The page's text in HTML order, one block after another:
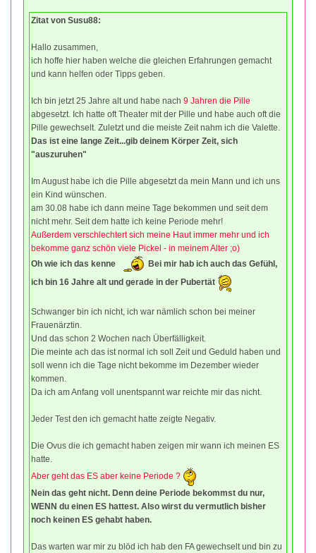
Zitat von Susu88:
Hallo zusammen,
ich hoffe hier haben welche die gleichen Erfahrungen gemacht
und kann helfen oder Tipps geben.
Ich bin jetzt 25 Jahre alt und habe nach 9 Jahren die Pille
abgesetzt. Ich hatte oft Theater mit der Pille und habe auch oft die
Pille gewechselt. Zuletzt und die meiste Zeit nahm ich die Valette.
Das ist eine lange Zeit...gib deinem Körper Zeit, sich
"auszuruhen"
Im August habe ich die Pille abgesetzt da mein Mann und ich uns
ein Kind wünschen.
am 30.08 habe ich dann meine Tage bekommen und seit dem
nicht mehr. Seit dem hatte ich keine Periode mehr!
Außerdem verschlechtert sich meine Haut immer mehr und ich
bekomme ganz schön viele Pickel - in meinem Alter ;o)
Oh wie ich das kenne
Bei mir hab ich auch das Gefühl,
ich bin 16 Jahre alt und gerade in der Pubertät
Schwanger bin ich nicht, ich war nämlich schon bei meiner
Frauenärztin.
Und das schon 2 Wochen nach Überfälligkeit.
Die meinte ach das ist normal ich soll Zeit und Geduld haben und
soll wenn ich die Tage nicht bekomme im Dezember wieder
kommen.
Da ich am Anfang voll unentspannt war reichte mir das nicht.
Jeder Test den ich gemacht hatte zeigte Negativ.
Die Ovus die ich gemacht haben zeigen mir wann ich meinen ES
hatte.
Aber geht das ES aber keine Periode ?
Nein das geht nicht. Denn deine Periode bekommst du nur,
WENN du einen ES hattest. Also wirst du vermutlich bisher
noch keinen ES gehabt haben.
Das warten war mir zu blöd ich hab den FA gewechselt und bin zu